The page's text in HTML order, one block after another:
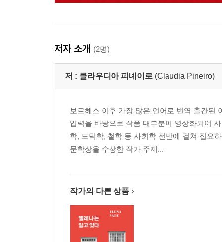
저자 소개 (2명)
저 : 클라우디아 피녜이로 (Claudia Pineiro)
보르헤스 이후 가장 많은 언어로 번역 출간된
입력을 바탕으로 작품 대부분이 영상화되어
학, 도덕학, 철학 등 사회학 전반에 걸쳐 집요
문학상을 수상한 작가 주제...
작가의 다른 상품